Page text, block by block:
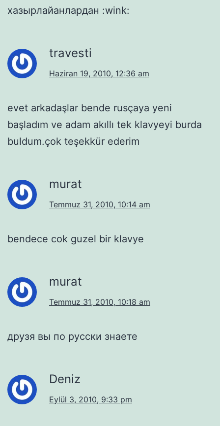
хазырлайанлардан :wink:
travesti
Haziran 19, 2010, 12:36 am
evet arkadaşlar bende rusçaya yeni
başladım ve adam akıllı tek klavyeyi burda
buldum.çok teşekkür ederim
murat
Temmuz 31, 2010, 10:14 am
bendece cok guzel bir klavye
murat
Temmuz 31, 2010, 10:18 am
друзя вы по русски знаете
Deniz
Eylül 3, 2010, 9:33 pm